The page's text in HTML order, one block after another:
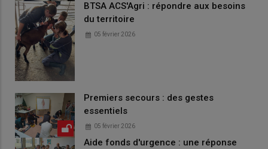
BTSA ACS'Agri : répondre aux besoins
du territoire
05 février 2026
Premiers secours : des gestes
essentiels
05 février 2026
Aide fonds d'urgence : une réponse